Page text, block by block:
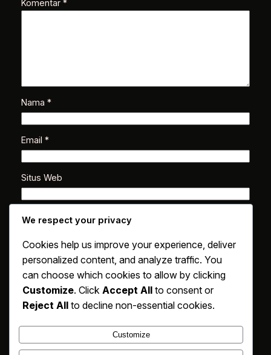
Komentar *
Nama *
Email *
Situs Web
Simpan nama, email, dan situs web saya pada
We respect your privacy
Cookies help us improve your experience, deliver
personalized content, and analyze traffic. You
can choose which cookies to allow by clicking
Customize. Click Accept All to consent or
Reject All to decline non-essential cookies.
Customize